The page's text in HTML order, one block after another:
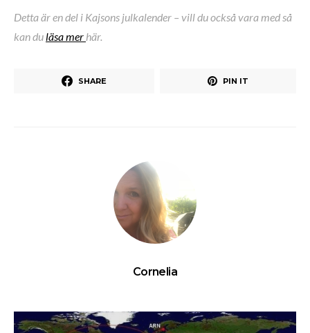
Detta är en del i Kajsons julkalender – vill du också vara med så
kan duläsa mer här.
SHARE PIN IT
Cornelia